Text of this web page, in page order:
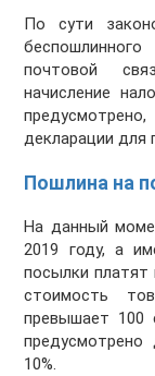
По сути
почтовой
начисление
декларации для
Пошлина на
На данный
2019 году, а
посылки платят
стоимость
превышает 100
10%.